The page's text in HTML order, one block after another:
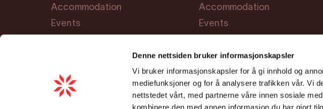
Denne nettsiden bruker informasjonskapsler
Vi bruker informasjonskapsler for å gi innhold og
mediefunksjoner og for å analysere trafikken vår. Vi
nettstedet vårt, med partnerne våre innen sosiale
kombinere den med annen informasjon du har gjort
Accommodation
Events
Cookie consent
Accommodation
Events